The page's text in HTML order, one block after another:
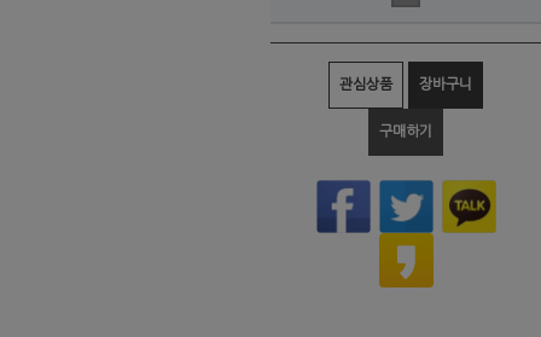
관심상품 장바구니
구매하기